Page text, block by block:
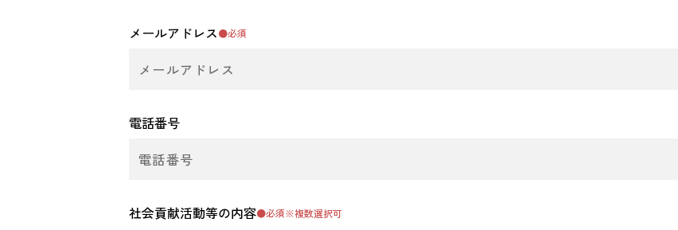
メールアドレス●必須
電話番号
社会貢献活動等の内容●必須※複数選択可